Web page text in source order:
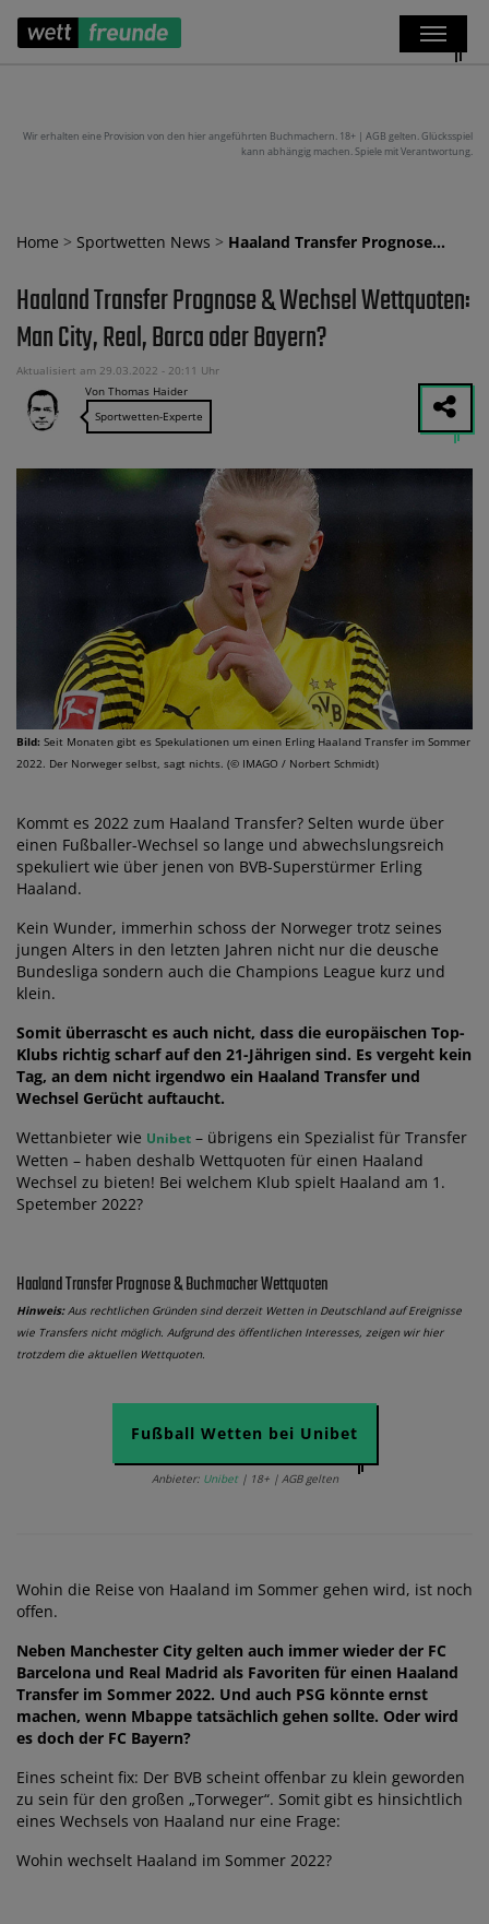
Wir erhalten eine Provision von den hier angeführten Buchmachern. 18+ | AGB gelten. Glücksspiel
kann abhängig machen. Spiele mit Verantwortung.
Home > Sportwetten News > Haaland Transfer Prognose…
Haaland Transfer Prognose & Wechsel Wettquoten:
Man City, Real, Barca oder Bayern?
Aktualisiert am 29.03.2022 - 20:11 Uhr
Von Thomas Haider
Sportwetten-Experte
Bild: Seit Monaten gibt es Spekulationen um einen Erling Haaland Transfer im Sommer
2022. Der Norweger selbst, sagt nichts. (© IMAGO / Norbert Schmidt)
Kommt es 2022 zum Haaland Transfer? Selten wurde über
einen Fußballer-Wechsel so lange und abwechslungsreich
spekuliert wie über jenen von BVB-Superstürmer Erling
Haaland.
Kein Wunder, immerhin schoss der Norweger trotz seines
jungen Alters in den letzten Jahren nicht nur die deusche
Bundesliga sondern auch die Champions League kurz und
klein.
Somit überrascht es auch nicht, dass die europäischen Top-
Klubs richtig scharf auf den 21-Jährigen sind. Es vergeht kein
Tag, an dem nicht irgendwo ein Haaland Transfer und
Wechsel Gerücht auftaucht.
Wettanbieter wie Unibet – übrigens ein Spezialist für Transfer
Wetten – haben deshalb Wettquoten für einen Haaland
Wechsel zu bieten! Bei welchem Klub spielt Haaland am 1.
Spetember 2022?
Haaland Transfer Prognose & Buchmacher Wettquoten
Hinweis:Aus rechtlichen Gründen sind derzeit Wetten in Deutschland auf Ereignisse
wie Transfers nicht möglich. Aufgrund des öffentlichen Interesses, zeigen wir hier
trotzdem die aktuellen Wettquoten.
Fußball Wetten bei Unibet
Anbieter: Unibet| 18+ | AGB gelten
Wohin die Reise von Haaland im Sommer gehen wird, ist noch
offen.
Neben Manchester City gelten auch immer wieder der FC
Barcelona und Real Madrid als Favoriten für einen Haaland
Transfer im Sommer 2022. Und auch PSG könnte ernst
machen, wenn Mbappe tatsächlich gehen sollte. Oder wird
es doch der FC Bayern?
Eines scheint fix: Der BVB scheint offenbar zu klein geworden
zu sein für den großen „Torweger“. Somit gibt es hinsichtlich
eines Wechsels von Haaland nur eine Frage:
Wohin wechselt Haaland im Sommer 2022?